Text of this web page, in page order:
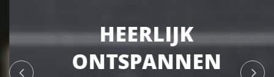
HEERLIJK
ONTSPANNEN